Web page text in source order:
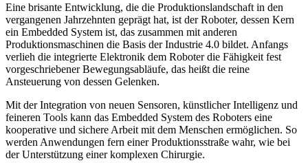
Eine brisante Entwicklung, die die Produktionslandschaft in den
vergangenen Jahrzehnten geprägt hat, ist der Roboter, dessen Kern
ein Embedded System ist, das zusammen mit anderen
Produktionsmaschinen die Basis der Industrie 4.0 bildet. Anfangs
verlieh die integrierte Elektronik dem Roboter die Fähigkeit fest
vorgeschriebener Bewegungsabläufe, das heißt die reine
Ansteuerung von dessen Gelenken.
Mit der Integration von neuen Sensoren, künstlicher Intelligenz und
feineren Tools kann das Embedded System des Roboters eine
kooperative und sichere Arbeit mit dem Menschen ermöglichen. So
werden Anwendungen fern einer Produktionsstraße wahr, wie bei
der Unterstützung einer komplexen Chirurgie.